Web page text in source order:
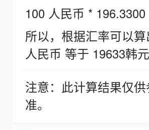
100 人民币 *
所以，根据汇率可以
人民币 等于 19633韩
注意：此计算结果仅
准。